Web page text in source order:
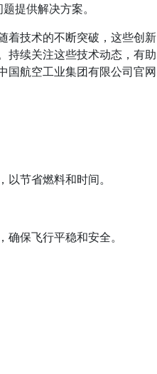
提供解决方案。
着技术的不断突破，这些创新
持续关注这些技术动态，有助
国航空工业集团有限公司官网
节省燃料和时间。
保飞行平稳和安全。